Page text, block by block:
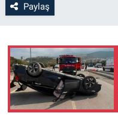
Paylaş